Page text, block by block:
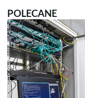
POLECANE